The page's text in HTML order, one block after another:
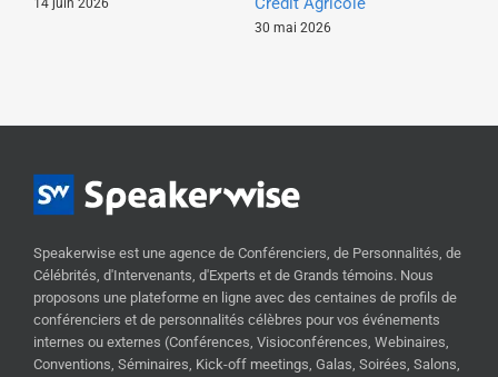
14 juin 2026
30 mai 2026
Speakerwise est une agence de Conférenciers, de Personnalités, de
Célébrités, d'Intervenants, d'Experts et de Grands témoins. Nous
proposons une plateforme en ligne avec des centaines de profils de
conférenciers et de personnalités célèbres pour vos événements
internes ou externes (Conférences, Visioconférences, Webinaires,
Conventions, Séminaires, Kick-off meetings, Galas, Soirées, Salons,